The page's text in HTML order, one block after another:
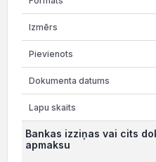
Bankas izziņas vai cits
apmaksu